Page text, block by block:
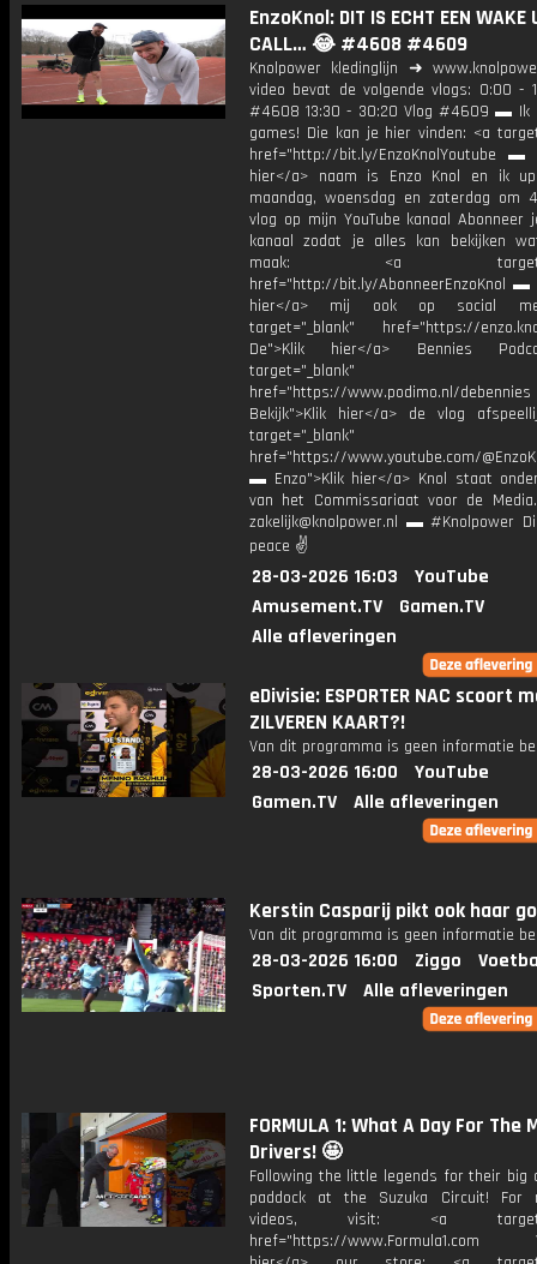
EnzoKnol: DIT IS ECHT EEN WAKE
CALL… 😂 #4608 #4609
Knolpower kledinglijn ➜
video bevat de volgende vlogs: 0:00 -
#4608 13:30 - 30:20 Vlog #4609 ▬ Ik
games! Die kan je hier vinden: <a
href="http://bit.ly/EnzoKnolYoutube ▬
hier</a> naam is Enzo Knol en ik
maandag, woensdag en zaterdag om
vlog op mijn YouTube kanaal Abonneer
kanaal zodat je alles kan bekijken
maak: <a
href="http://bit.ly/AbonneerEnzoKnol ▬
hier</a> mij ook op social
target="_blank" href="https://
De">Klik hier</a> Bennies
target="_blank"
href="https://www.podimo.nl/debennies
Bekijk">Klik hier</a> de vlog
target="_blank"
href="https://www.youtube.com/
▬ Enzo">Klik hier</a> Knol staat
van het Commissariaat voor de
zakelijk@knolpower.nl ▬ #Knolpower
peace ✌
28-03-2026 16:03
YouTube
Amusement.TV
Gamen.TV
Alle afleveringen
eDivisie: ESPORTER NAC scoort
ZILVEREN KAART?!
Van dit programma is geen informatie
28-03-2026 16:00
YouTube
Gamen.TV
Alle afleveringen
Kerstin Casparij pikt ook haar
Van dit programma is geen informatie
28-03-2026 16:00 Ziggo
Sporten.TV
Alle afleveringen
FORMULA 1: What A Day For The
Drivers! 🤩
Following the little legends for their big
paddock at the Suzuka Circuit! For
videos, visit: <a
href="https://www.Formula1.com